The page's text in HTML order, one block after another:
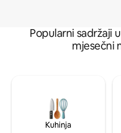
Popularni sadržaji
mjesečni
Kuhinja